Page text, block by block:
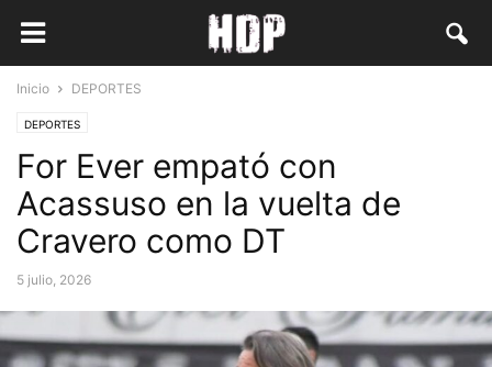
Inicio DEPORTES
DEPORTES
For Ever empató con
Acassuso en la vuelta de
Cravero como DT
5 julio, 2026